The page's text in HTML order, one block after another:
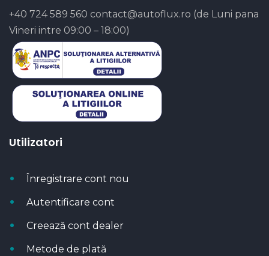
+40 724 589 560 contact@autoflux.ro (de Luni pana
Vineri intre 09:00 – 18:00)
Utilizatori
Înregistrare cont nou
Autentificare cont
Creează cont dealer
Metode de plată